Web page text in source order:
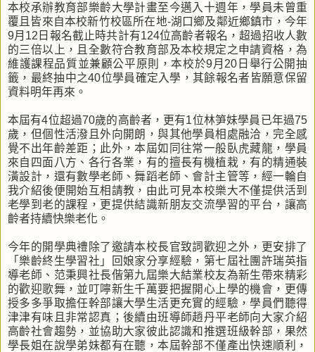
本校承辦教育部樂齡大學計畫至今邁入十週年，學員未曾重
覆且皆來自本校新竹校區所在地-湖口鄉及鄰近鄉鎮市，今年
9月12日報名截止時共計有124位高齡者報名，超過招收人數
的三倍以上，且全數符合教育部及本校規定之申請資格，為
維護課程品質並兼顧公平原則，本校於9月20日舉行公開抽
籤，最終抽中之40位學員確定入學，其餘報名者皆願意保留
資料明年再來。
本屆有4位超過70歲的高齡者，更有1位林笋妹學員已年過75
歲，但個性活潑且外向開朗，與其他學員相處融洽，完全感
覺不出年齡差距；此外，本屆如同往常一般臥虎藏龍，學員
來自四面八方、各行各業，有的擅長有機植栽，有的精通裝
潢設計，還有數學老師、舞蹈老師、會計主管等，經一輪自
我介紹後便開始互相請教，由此可見本校樂大不僅提供活到
老學到老的課程，更提供結識新朋友交流學習的平台，讓高
齡者持續快樂老化。
今年的開學典禮除了邀請本校長官致詞歡迎之外，更安排了
「樂齡終生學習社」回娘家分享經驗，第七屆社團許瑞英指
導老師、范秉興社長偕第九屆樂大結業校友為新生帶來精彩
的歡迎歌舞，並叮嚀新生千萬要把握開心上學的機會，更傳
授多多爭取擔任幹部讓大學生活更充實的經驗，學員們聽得
津津有味且非常認真；後續由班導師趙丹平老師向大家介紹
高齡社會趨勢，並協助大家彼此認識和推選班級幹部，果然
學長姐在說學弟妹都有在聽，本屆幹部不僅產出快速順利，